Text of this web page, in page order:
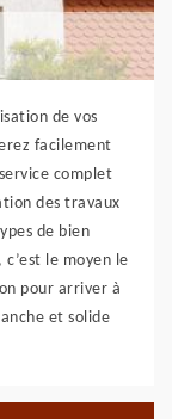
de vos
facilement
complet
des travaux
de bien
le moyen le
pour arriver à
et solide